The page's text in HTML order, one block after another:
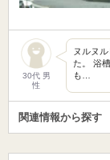
30代 男
性
ヌルヌ
た。 浴
も…
関連情報から探す